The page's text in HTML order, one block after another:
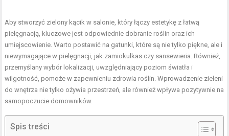
Aby stworzyć zielony kącik w salonie, który łączy estetykę z łatwą
pielęgnacją, kluczowe jest odpowiednie dobranie roślin oraz ich
umiejscowienie. Warto postawić na gatunki, które są nie tylko piękne, ale i
niewymagające w pielęgnacji, jak zamiokulkas czy sansewieria. Również,
przemyślany wybór lokalizacji, uwzględniający poziom światła i
wilgotność, pomoże w zapewnieniu zdrowia roślin. Wprowadzenie zieleni
do wnętrza nie tylko ożywia przestrzeń, ale również wpływa pozytywnie na
samopoczucie domowników.
Spis treści